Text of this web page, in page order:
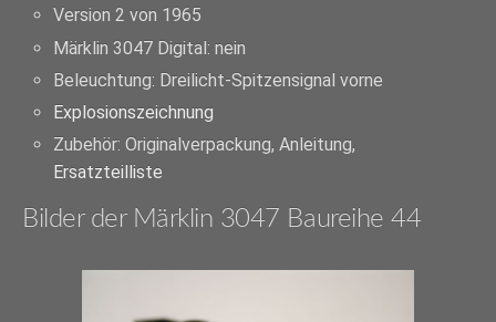
Version 2 von 1965
Märklin 3047 Digital: nein
Beleuchtung: Dreilicht-Spitzensignal vorne
Explosionszeichnung
Zubehör: Originalverpackung, Anleitung,
Ersatzteilliste
Bilder der Märklin 3047 Baureihe 44